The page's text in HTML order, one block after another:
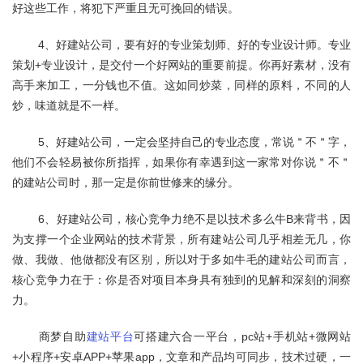
好这些工作，将犯下严重且无可挽回的错误。
策划+专业设计，是交付一个好网站的重要前提。你再好素材，没有
高手来加工，一分钱也不值。这如同炒菜，同样的原料，不同的人
炒，味道就是不一样。
他们不会轻易被你所指挥，如果你有幸遇到这一家常对你说＂不＂
的建站公司时，那一定是你前世修来的缘分。
	6、好建站公司，核心竞争力绝不是以技术多么牛B来背书，因
为支撑一个企业网站的技术背景，所有建站公司几乎相差无几，你
做、我做、他做都没有区别，所以对于多如牛毛的建站公司而言，
核心竞争力在于：你是否对项目本身具有独到的见解和深刻的洞察
力。
	商梦自助
建站平台可搭建六合一平台，pc站+手机站+微网站
+小程序+安卓APP+苹果app，文章和产品均可同步，技术过硬，一